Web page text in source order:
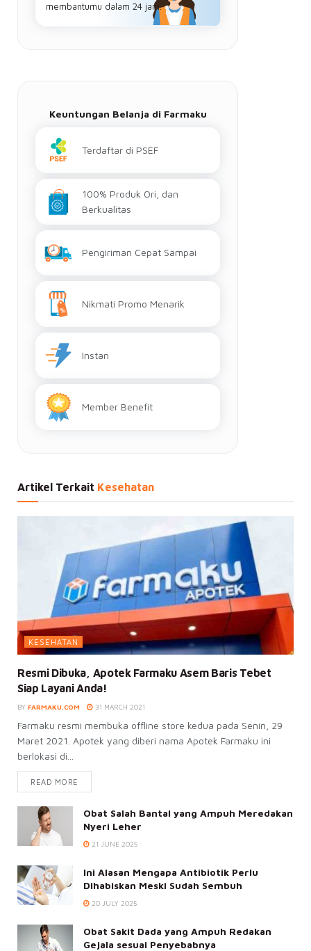
membantumu dalam 24 jam.
Keuntungan Belanja di Farmaku
Terdaftar di PSEF
100% Produk Ori, dan
Berkualitas
Pengiriman Cepat Sampai
Nikmati Promo Menarik
Instan
Member Benefit
Artikel Terkait Kesehatan
KESEHATAN
Resmi Dibuka, Apotek Farmaku Asem Baris Tebet
Siap Layani Anda!
BY FARMAKU.COM 31 MARCH 2021
Farmaku resmi membuka offline store kedua pada Senin, 29
Maret 2021. Apotek yang diberi nama Apotek Farmaku ini
berlokasi di...
READ MORE
Obat Salah Bantal yang Ampuh Meredakan
Nyeri Leher
21 JUNE 2025
Ini Alasan Mengapa Antibiotik Perlu
Dihabiskan Meski Sudah Sembuh
20 JULY 2025
Obat Sakit Dada yang Ampuh Redakan
Gejala sesuai Penyebabnya